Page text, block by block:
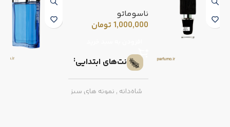
ناسوماتو
1,000,000 تومان
نت‌های ابتدایی
شاه‌دانه , نمونه های سبز